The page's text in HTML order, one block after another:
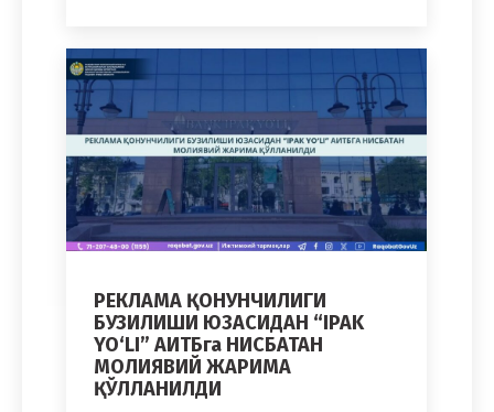
РЕКЛАМА ҚОНУНЧИЛИГИ
БУЗИЛИШИ ЮЗАСИДАН “IPAK
YO‘LI” АИТБга НИСБАТАН
МОЛИЯВИЙ ЖАРИМА
ҚЎЛЛАНИЛДИ